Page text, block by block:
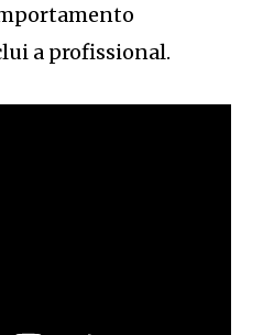
a profissional.